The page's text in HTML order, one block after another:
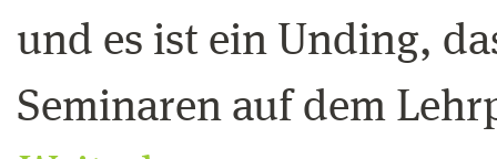
und es ist ein Unding,
Seminaren auf dem